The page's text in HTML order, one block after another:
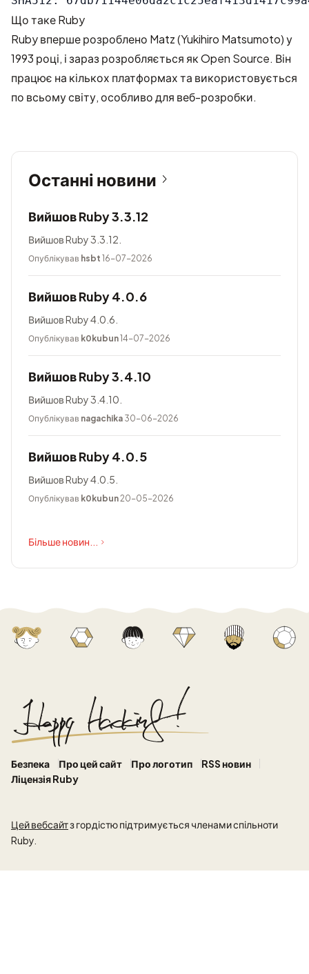
Що таке Ruby
Ruby вперше розроблено Matz (Yukihiro Matsumoto) у
1993 році, і зараз розробляється як Open Source. Він
працює на кількох платформах та використовується
по всьому світу, особливо для веб-розробки.
Останні новини
Вийшов Ruby 3.3.12
Вийшов Ruby 3.3.12.
Опублікував hsbt 16-07-2026
Вийшов Ruby 4.0.6
Вийшов Ruby 4.0.6.
Опублікував k0kubun14-07-2026
Вийшов Ruby 3.4.10
Вийшов Ruby 3.4.10.
Опублікував nagachika 30-06-2026
Вийшов Ruby 4.0.5
Вийшов Ruby 4.0.5.
Опублікував k0kubun20-05-2026
Більше новин...
Безпека Про цей сайт Про логотип
RSS новин
Ліцензія Ruby
Цей вебсайтз гордістю підтримується членами спільноти
Ruby.